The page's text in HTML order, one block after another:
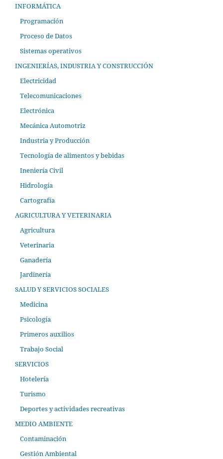
INFORMÁTICA
Programación
Proceso de Datos
Sistemas operativos
INGENIERÍAS, INDUSTRIA Y CONSTRUCCIÓN
Electricidad
Telecomunicaciones
Electrónica
Mecánica Automotriz
Industria y Producción
Tecnología de alimentos y bebidas
Ineniería Civil
Hidrología
Cartografía
AGRICULTURA Y VETERINARIA
Agricultura
Veterinaria
Ganadería
Jardinería
SALUD Y SERVICIOS SOCIALES
Medicina
Psicología
Primeros auxilios
Trabajo Social
SERVICIOS
Hotelería
Turismo
Deportes y actividades recreativas
MEDIO AMBIENTE
Contaminación
Gestión Ambiental